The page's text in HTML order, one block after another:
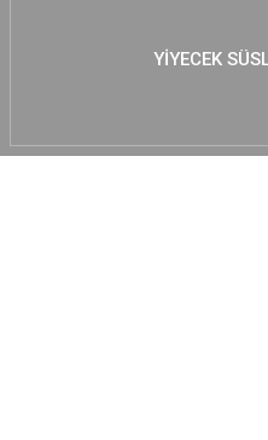
YIYECEK